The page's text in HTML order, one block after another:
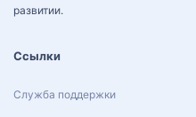
развитии.
Ссылки
Служба поддержки